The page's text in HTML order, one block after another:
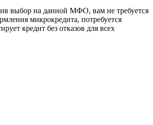
выбор на данной МФО, вам не требуется
микрокредита, потребуется
кредит без отказов для всех